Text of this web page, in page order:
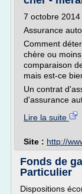
7 octobre
Assurance
Comment
chère ou
comparaison
mais est-ce
Un contrat
d'assurance
Lire la suite
Site : http://
Fonds de
Particulier
Dispositions